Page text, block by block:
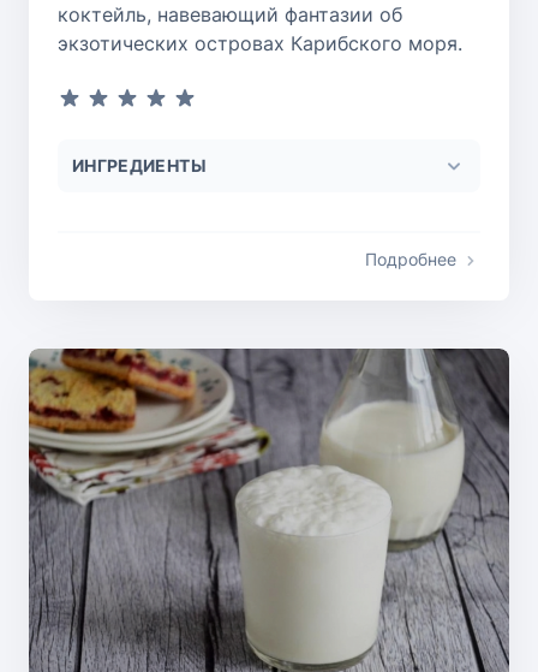
коктейль, навевающий фантазии об
экзотических островах Карибского моря.
ИНГРЕДИЕНТЫ
Подробнее